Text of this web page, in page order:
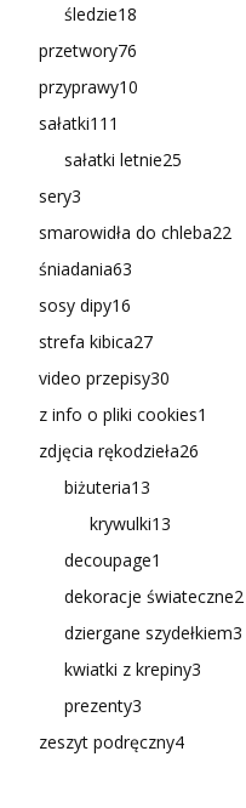
śledzie18
przetwory76
przyprawy10
sałatki111
sałatki letnie25
sery3
smarowidła do chleba22
śniadania63
sosy dipy16
strefa kibica27
video przepisy30
z info o pliki cookies1
zdjęcia rękodzieła26
biżuteria13
krywulki13
decoupage1
dekoracje świateczne2
dziergane szydełkiem3
kwiatki z krepiny3
prezenty3
zeszyt podręczny4